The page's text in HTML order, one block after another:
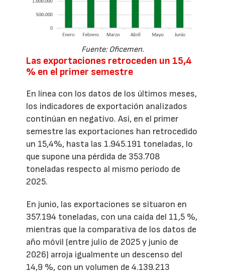
Fuente: Oficemen.
Las exportaciones retroceden un 15,4
% en el primer semestre
En línea con los datos de los últimos meses,
los indicadores de exportación analizados
continúan en negativo. Así, en el primer
semestre las exportaciones han retrocedido
un 15,4%, hasta las 1.945.191 toneladas, lo
que supone una pérdida de 353.708
toneladas respecto al mismo período de
2025.
En junio, las exportaciones se situaron en
357.194 toneladas, con una caída del 11,5 %,
mientras que la comparativa de los datos de
año móvil (entre julio de 2025 y junio de
2026) arroja igualmente un descenso del
14,9 %, con un volumen de 4.139.213